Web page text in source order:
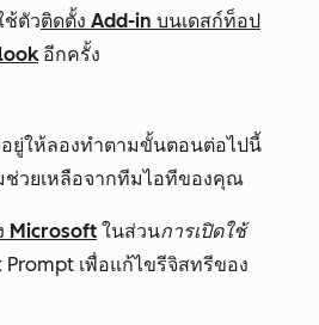
ช้ตัวติดตั้ง Add-in บนเดสก์ท็อป
อีกครั้ง
ยู่ให้ลองทำตามขั้นตอนต่อไปนี้
วยเหลือจากทีมไอทีของคุณ
Microsoft ในส่วนการเปิดใช้
Prompt เพื่อแก้ไขรีจิสทรีของ